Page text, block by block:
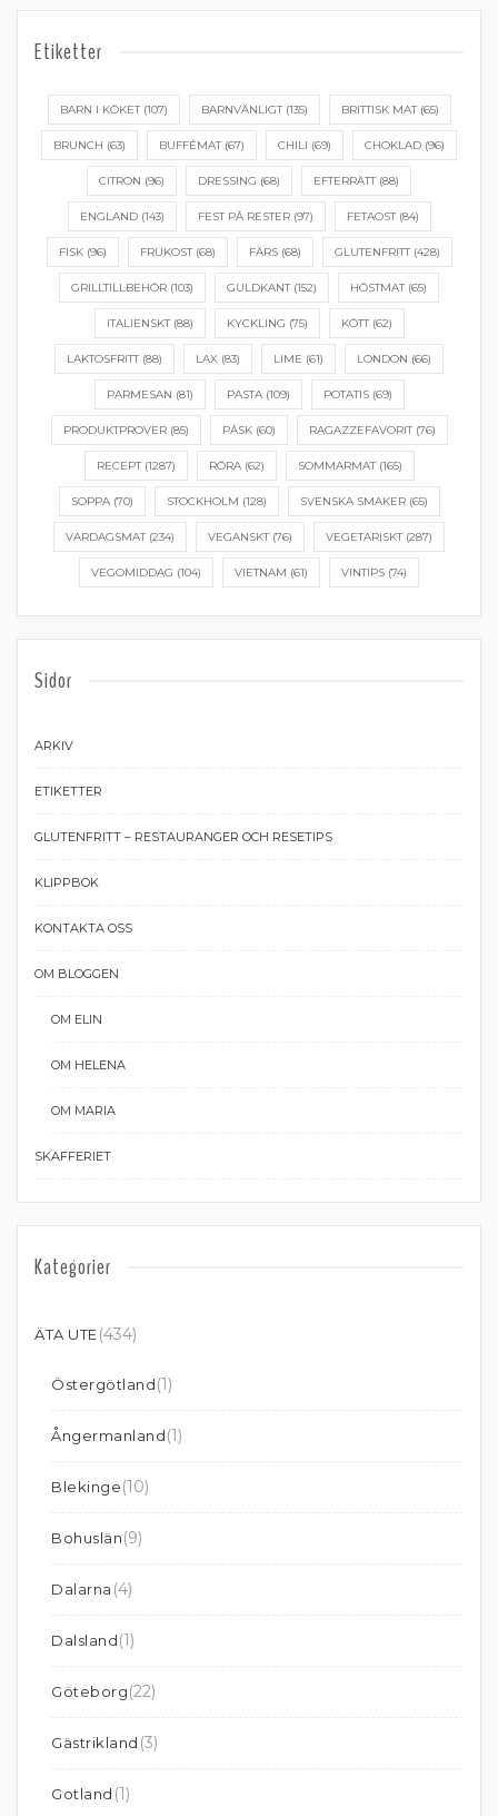
Etiketter
BARN I KÖKET(107) BARNVÄNLIGT(135) BRITTISK MAT(65)
BRUNCH (63) BUFFÉMAT(67) CHILI (69) CHOKLAD (96)
CITRON (96) DRESSING (68) EFTERRÄTT(88)
ENGLAND(143) FEST PÅ RESTER(97) FETAOST(84)
FISK(96) FRUKOST(68) FÄRS(68) GLUTENFRITT(428)
GRILLTILLBEHÖR (103) GULDKANT(152) HÖSTMAT(65)
ITALIENSKT(88) KYCKLING (75) KÖTT(62)
LAKTOSFRITT(88) LAX (83) LIME (61) LONDON (66)
PARMESAN (81) PASTA(109) POTATIS(69)
PRODUKTPROVER(85) PÅSK(60) RAGAZZEFAVORIT(76)
RECEPT(1287) RÖRA(62) SOMMARMAT(165)
SOPPA(70) STOCKHOLM (128) SVENSKA SMAKER(65)
VARDAGSMAT(234) VEGANSKT(76) VEGETARISKT(287)
VEGOMIDDAG (104) VIETNAM (61) VINTIPS (74)
Sidor
ARKIV
ETIKETTER
GLUTENFRITT – RESTAURANGER OCH RESETIPS
KLIPPBOK
KONTAKTA OSS
OM BLOGGEN
OM ELIN
OM HELENA
OM MARIA
SKAFFERIET
Kategorier
ÄTA UTE(434)
Östergötland(1)
Ångermanland(1)
Blekinge(10)
Bohuslän(9)
Dalarna (4)
Dalsland(1)
Göteborg(22)
Gästrikland (3)
Gotland (1)